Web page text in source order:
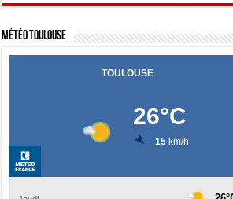
Météo Toulouse